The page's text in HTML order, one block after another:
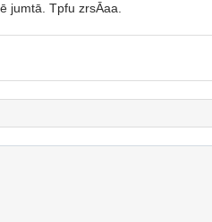
jumtā. Tpfu zrsĀaa.